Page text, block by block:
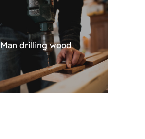
Man drilling wood